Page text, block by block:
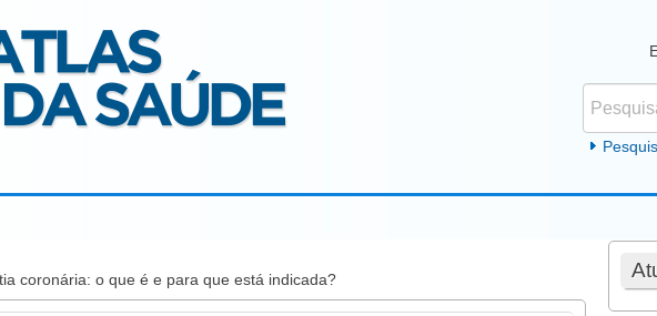
coronária: o que é e para que está indicada?